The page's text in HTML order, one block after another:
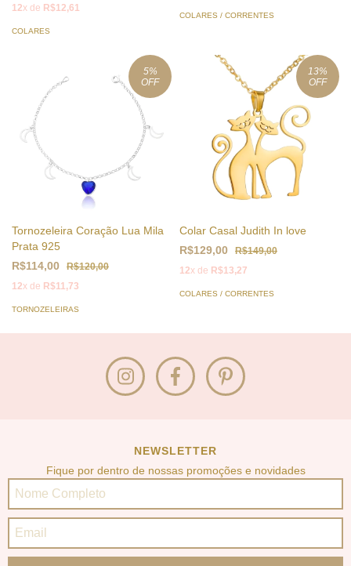
12x de R$12,61
COLARES
COLARES / CORRENTES
5%
OFF
Tornozeleira Coração Lua Mila
Prata 925
R$114,00
R$120,00
12x de R$11,73
TORNOZELEIRAS
13%
OFF
Colar Casal Judith In love
R$129,00
R$149,00
12x de R$13,27
COLARES / CORRENTES
NEWSLETTER
Fique por dentro de nossas promoções e novidades